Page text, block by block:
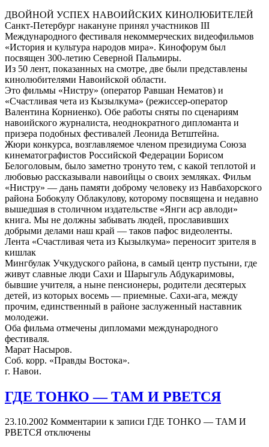
ДВОЙНОЙ УСПЕХ НАВОИЙСКИХ КИНОЛЮБИТЕЛЕЙ
Санкт-Петербург накануне принял участников III
Международного фестиваля некоммерческих видеофильмов
«История и культура народов мира». Кинофорум был
посвящен 300-летию Северной Пальмиры.
Из 50 лент, показанных на смотре, две были представлены
кинолюбителями Навоийской области.
Это фильмы «Нистру» (оператор Равшан Нематов) и
«Счастливая чета из Кызылкума» (режиссер-оператор
Валентина Корниенко). Обе работы сняты по сценариям
навоийского журналиста, неоднократного дипломанта и
призера подобных фестивалей Леонида Ветштейна.
Жюри конкурса, возглавляемое членом президиума Союза
кинематографистов Российской Федерации Борисом
Белоголовым, было заметно тронуто тем, с какой теплотой и
любовью рассказывали навоийцы о своих земляках. Фильм
«Нистру» — дань памяти доброму человеку из Навбахорского
района Бобокулу Облакулову, которому посвящена и недавно
вышедшая в столичном издательстве «Янги аср авлоди»
книга. Мы не должны забывать людей, прославивших
добрыми делами наш край — таков пафос видеоленты.
Лента «Счастливая чета из Кызылкума» переносит зрителя в
кишлак
Мингбулак Учкудуского района, в самый центр пустыни, где
живут славные люди Сахи и Шарыгуль Абдукаримовы,
бывшие учителя, а ныне пенсионеры, родители десятерых
детей, из которых восемь — приемные. Сахи-ага, между
прочим, единственный в районе заслуженный наставник
молодежи.
Оба фильма отмечены дипломами международного
фестиваля.
Марат Насыров.
Соб. корр. «Правды Востока».
г. Навои.
ГДЕ ТОНКО — ТАМ И РВЕТСЯ
23.10.2002 Комментарии к записи ГДЕ ТОНКО — ТАМ И
РВЕТСЯ отключены